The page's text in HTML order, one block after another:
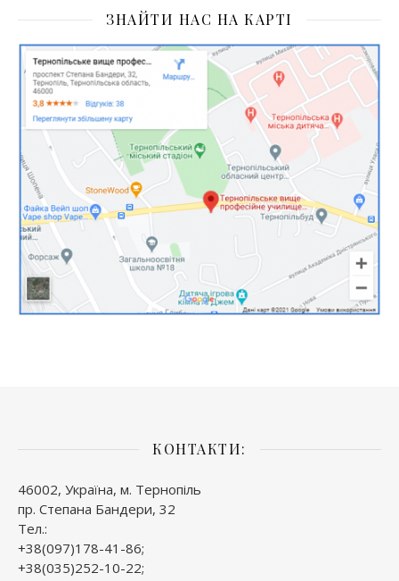
ЗНАЙТИ НАС НА КАРТІ
КОНТАКТИ:
46002, Україна, м. Тернопіль
пр. Степана Бандери, 32
Тел.:
+38(097)178-41-86;
+38(035)252-10-22;